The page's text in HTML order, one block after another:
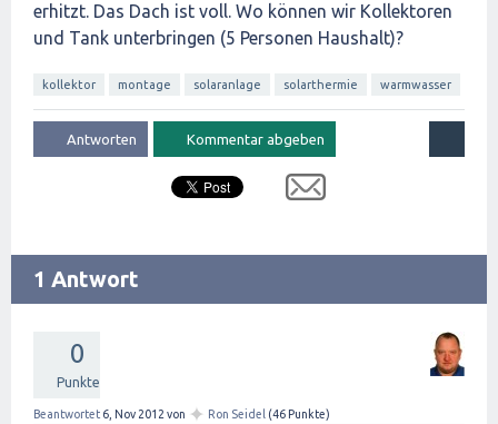
erhitzt. Das Dach ist voll. Wo können wir Kollektoren
und Tank unterbringen (5 Personen Haushalt)?
kollektor montage solaranlage solarthermie warmwasser
1 Antwort
0
Punkte
Beantwortet 6, Nov 2012 von ✦ Ron Seidel (46 Punkte)